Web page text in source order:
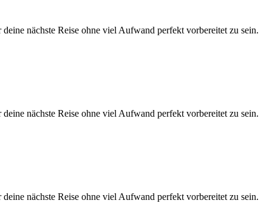
nächste Reise ohne viel Aufwand perfekt vorbereitet zu sein.
nächste Reise ohne viel Aufwand perfekt vorbereitet zu sein.
nächste Reise ohne viel Aufwand perfekt vorbereitet zu sein.